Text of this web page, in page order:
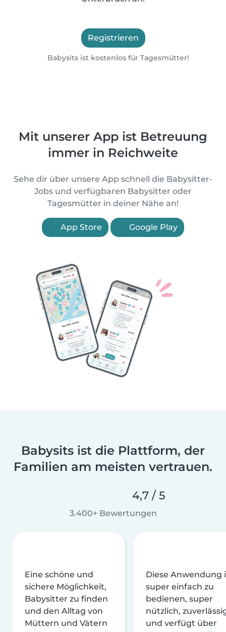
Registrieren
Babysits ist kostenlos für Tagesmütter!
Mit unserer App ist Betreuung
immer in Reichweite
Sehe dir über unsere App schnell die Babysitter-
Jobs und verfügbaren Babysitter oder
Tagesmütter in deiner Nähe an!
App Store Google Play
Babysits ist die Plattform, der
Familien am meisten vertrauen.
4,7 / 5
3.400+ Bewertungen
Eine schöne und
sichere Möglichkeit,
Babysitter zu finden
und den Alltag von
Müttern und Vätern
Diese Anwendung
super einfach zu
bedienen, super
nützlich,
und verfügt über